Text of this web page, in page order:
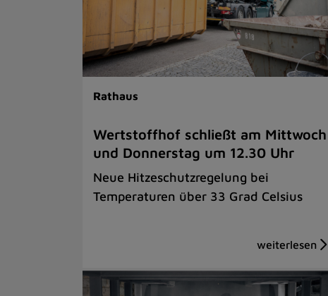
Rathaus
Wertstoffhof schließt am Mittwoch
und Donnerstag um 12.30 Uhr
Neue Hitzeschutzregelung bei
Temperaturen über 33 Grad Celsius